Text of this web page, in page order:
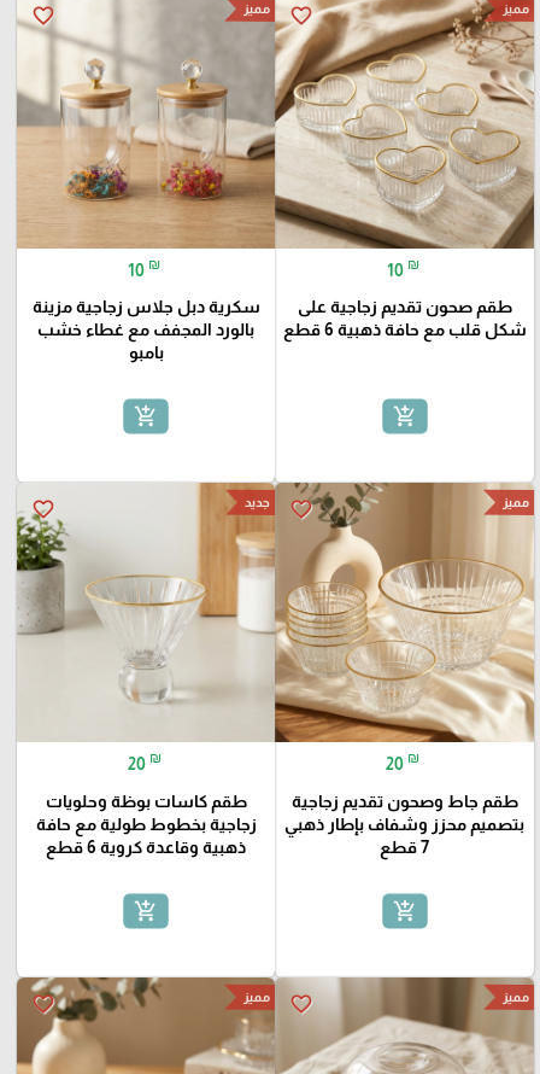
favorite_border مميز
10 ₪
طقم صحون تقديم زجاجية على
شكل قلب مع حافة ذهبية 6 قطع
add_shopping_cart
favorite_border مميز
10 ₪
سكرية دبل جلاس زجاجية مزينة
بالورد المجفف مع غطاء خشب
بامبو
add_shopping_cart
favorite_border مميز
20 ₪
طقم جاط وصحون تقديم زجاجية
بتصميم محزز وشفاف بإطار ذهبي
7 قطع
add_shopping_cart
favorite_border جديد
20 ₪
طقم كاسات بوظة وحلويات
زجاجية بخطوط طولية مع حافة
ذهبية وقاعدة كروية 6 قطع
add_shopping_cart
favorite_border مميز favorite_border مميز